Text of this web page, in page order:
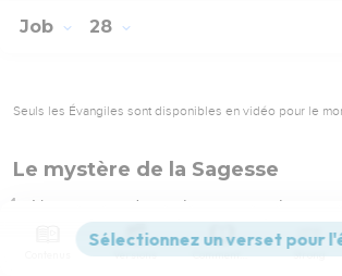
Job 28
Seuls les Évangiles sont disponibles en vidéo pour le
Le mystère de la Sagesse
1
» L'argent sort de quelque part et il existe
affiner l’or ;
Versions Commentaires Strong